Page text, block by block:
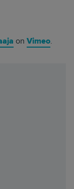
on Vimeo.